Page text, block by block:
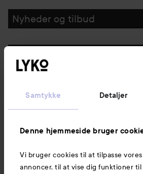
Samtykke Detaljer
Denne hjemmeside bruger
Vi bruger cookies til at tilpasse
annoncer, til at vise dig funktioner til
Nyheder og tilbud
Kundeservice
Information
Mere at udforske